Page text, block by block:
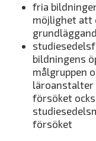
fria
möjlighet att
bildningens
målgruppen
läroanstalter
försöket
försöket